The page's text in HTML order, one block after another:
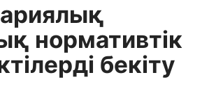
нормативтiк
бекiту